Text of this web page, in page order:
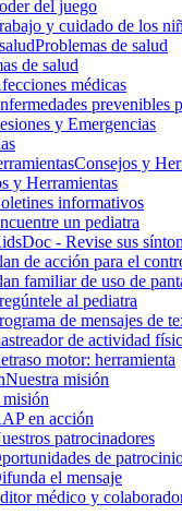
del juego
y cuidado de los
Problemas de salud
de salud
médicas
prevenibles
y Emergencias
Consejos y
y Herramientas
informativos
un pediatra
- Revise sus
de acción para el
familiar de uso de
al pediatra
de mensajes de
de activida​d
motor: herramienta
Nuestra misión
en acción
patrocinadores
de
el mensaje
médico y